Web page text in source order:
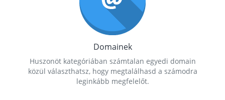
Domainek
Huszonöt kategóriában számtalan egyedi domain
közül választhatsz, hogy megtalálhasd a számodra
leginkább megfelelőt.